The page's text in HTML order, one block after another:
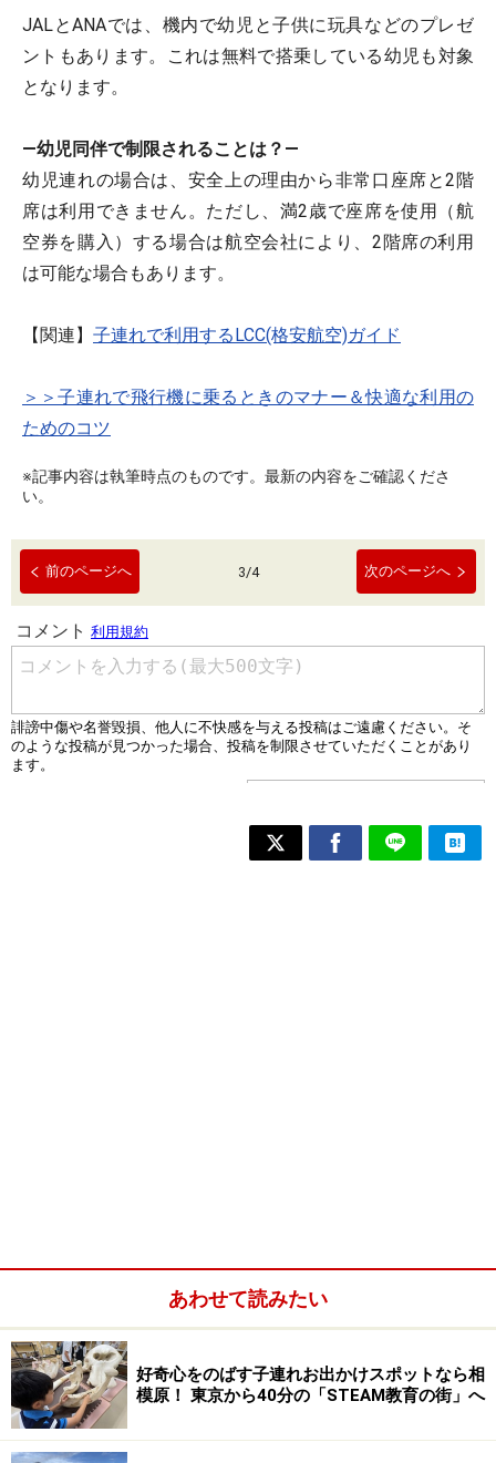
JALとANAでは、機内で幼児と子供に玩具などのプレゼ
ントもあります。これは無料で搭乗している幼児も対象
となります。
―幼児同伴で制限されることは？―
幼児連れの場合は、安全上の理由から非常口座席と2階
席は利用できません。ただし、満2歳で座席を使用（航
空券を購入）する場合は航空会社により、2階席の利用
は可能な場合もあります。
【関連】 子連れで利用するLCC(格安航空)ガイド
＞＞子連れで飛行機に乗るときのマナー＆快適な利用の
ためのコツ
※記事内容は執筆時点のものです。最新の内容をご確認くださ
い。
前のページへ 3/4 次のページへ
あわせて読みたい
好奇心をのばす子連れお出かけスポットなら相
模原！ 東京から40分の「STEAM教育の街」へ